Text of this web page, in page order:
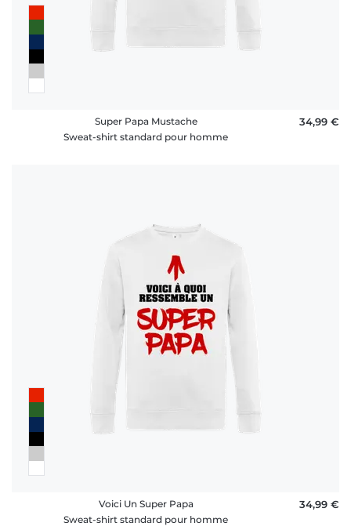
Super Papa Mustache
Sweat-shirt standard pour homme
34,99 €
Voici Un Super Papa
Sweat-shirt standard pour homme
34,99 €